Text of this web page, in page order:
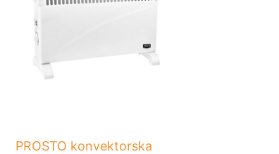
PROSTO konvektorska